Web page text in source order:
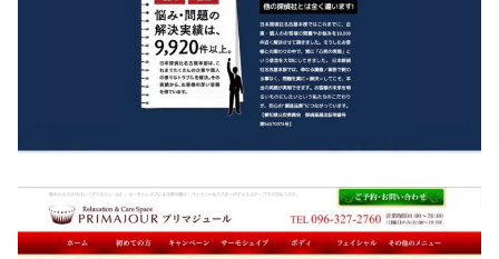
日本探偵社様
SEO対策 / コーディング / デザイン